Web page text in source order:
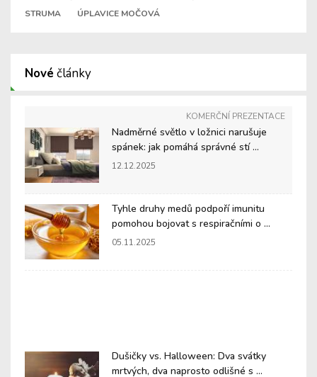
STRUMA
ÚPLAVICE MOČOVÁ
Nové články
KOMERČNÍ PREZENTACE
Nadměrné světlo v ložnici narušuje
spánek: jak pomáhá správné stí ...
12.12.2025
Tyhle druhy medů podpoří imunitu
pomohou bojovat s respiračními o ...
05.11.2025
Dušičky vs. Halloween: Dva svátky
mrtvých, dva naprosto odlišné s ...